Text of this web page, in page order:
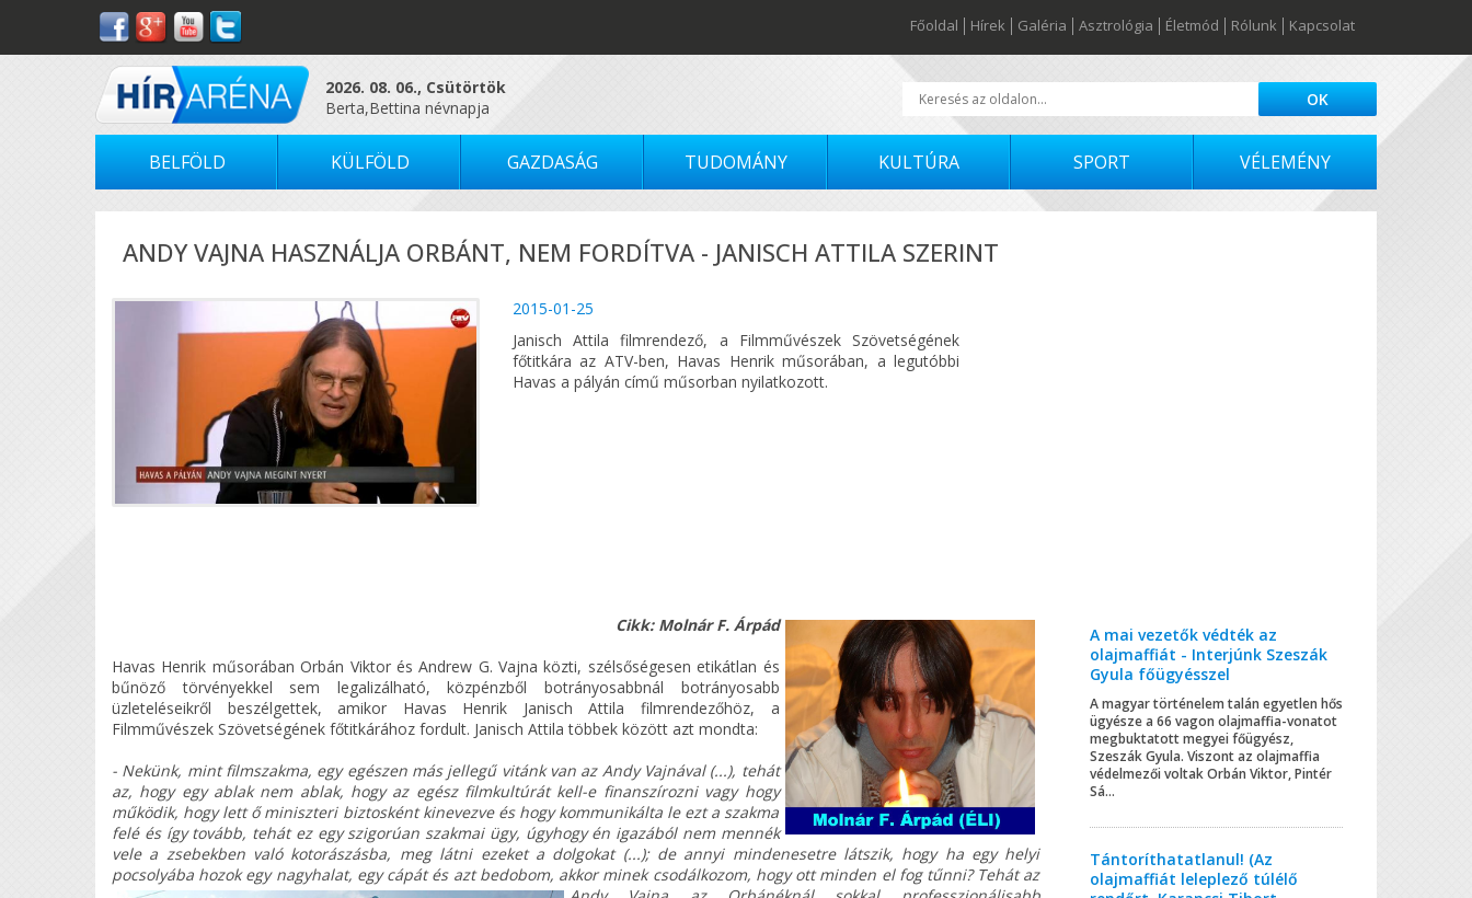
Főoldal Hírek Galéria Asztrológia Életmód Rólunk Kapcsolat
2026. 08. 06., Csütörtök
Berta,Bettina névnapja
BELFÖLD KÜLFÖLD GAZDASÁG TUDOMÁNY KULTÚRA SPORT VÉLEMÉNY
ANDY VAJNA HASZNÁLJA ORBÁNT, NEM FORDÍTVA - JANISCH ATTILA SZERINT
2015-01-25
Janisch Attila filmrendező, a Filmművészek Szövetségének
főtitkára az ATV-ben, Havas Henrik műsorában, a legutóbbi
Havas a pályán című műsorban nyilatkozott.
Cikk: Molnár F. Árpád
Havas Henrik műsorában Orbán Viktor és Andrew G. Vajna közti, szélsőségesen etikátlan és
bűnöző törvényekkel sem legalizálható, közpénzből botrányosabbnál botrányosabb
üzleteléseikről beszélgettek, amikor Havas Henrik Janisch Attila filmrendezőhöz, a
Filmművészek Szövetségének főtitkárához fordult. Janisch Attila többek között azt mondta:
- Nekünk, mint filmszakma, egy egészen más jellegű vitánk van az Andy Vajnával (...), tehát
az, hogy egy ablak nem ablak, hogy az egész filmkultúrát kell-e finanszírozni vagy hogy
működik, hogy lett ő miniszteri biztosként kinevezve és hogy kommunikálta le ezt a szakma
felé és így tovább, tehát ez egy szigorúan szakmai ügy, úgyhogy én igazából nem mennék
vele a zsebekben való kotorászásba, meg látni ezeket a dolgokat (...); de annyi mindenesetre látszik, hogy ha egy helyi
pocsolyába hozok egy nagyhalat, egy cápát és azt bedobom, akkor minek csodálkozom, hogy ott minden el fog tűnni? Tehát az
A mai vezetők védték az
olajmaffiát - Interjúnk Szeszák
Gyula főügyésszel
A magyar történelem talán egyetlen hős
ügyésze a 66 vagon olajmaffia-vonatot
megbuktatott megyei főügyész,
Szeszák Gyula. Viszont az olajmaffia
védelmezői voltak Orbán Viktor, Pintér
Sá...
Tántoríthatatlanul! (Az
olajmaffiát leleplező túlélő